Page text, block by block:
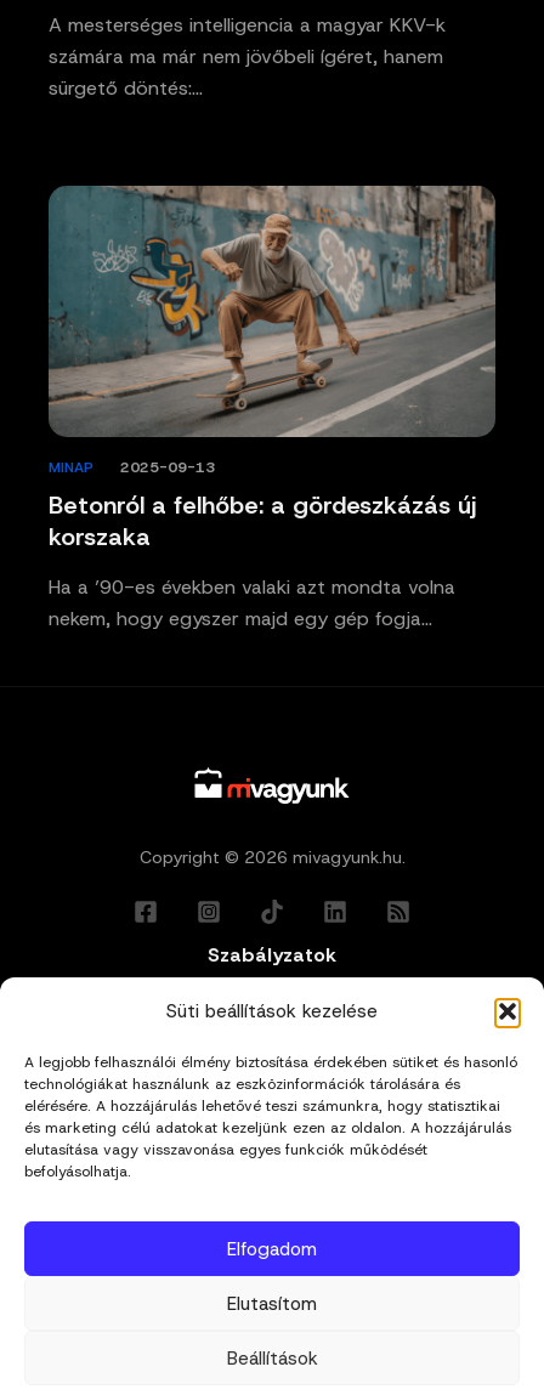
Süti beállítások kezelése
A legjobb felhasználói élmény biztosítása érdekében sütiket és hasonló
technológiákat használunk az eszközinformációk tárolására és
elérésére. A hozzájárulás lehetővé teszi számunkra, hogy statisztikai
és marketing célú adatokat kezeljünk ezen az oldalon. A hozzájárulás
elutasítása vagy visszavonása egyes funkciók működését
befolyásolhatja.
Elfogadom
Elutasítom
Beállítások
A mesterséges intelligencia a magyar KKV-k
számára ma már nem jövőbeli ígéret, hanem
sürgető döntés:…
Betonról a felhőbe: a gördeszkázás új
korszaka
MINAP 2025-09-13
Ha a ’90-es években valaki azt mondta volna
nekem, hogy egyszer majd egy gép fogja…
Copyright © 2026 mivagyunk.hu.
Szabályzatok
Általános Felhasználási Feltételek
Adatkezelési Tájékoztató
Impresszum
Kapcsolat
hello@mivagyunk.hu